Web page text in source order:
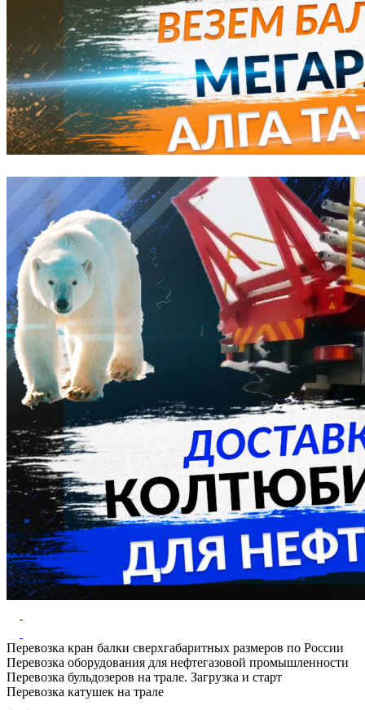
Перевозка кран балки сверхгабаритных размеров по России
Перевозка оборудования для нефтегазовой промышленности
Перевозка бульдозеров на трале. Загрузка и старт
Перевозка катушек на трале